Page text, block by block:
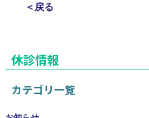
＜戻る
休診情報
カテゴリ一覧